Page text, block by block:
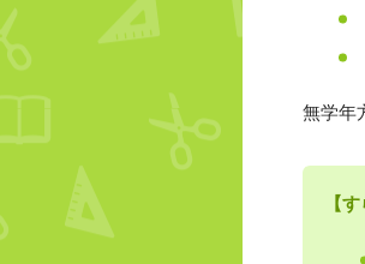
無学年
【